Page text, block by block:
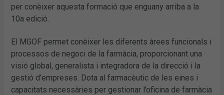
per conèixer aquesta formació que enguany arriba a la
10a edició.
El MGOF permet conèixer les diferents àrees funcionals i
processos de negoci de la farmàcia, proporcionant una
visió global, generalista i integradora de la direcció i la
gestió d’empreses. Dota al farmacèutic de les eines i
capacitats necessàries per gestionar l’oficina de farmàcia